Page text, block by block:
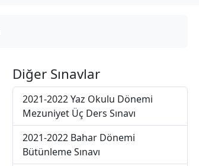
Diğer Sınavlar
2021-2022 Yaz Okulu Dönemi
Mezuniyet Üç Ders Sınavı
2021-2022 Bahar Dönemi
Bütünleme Sınavı